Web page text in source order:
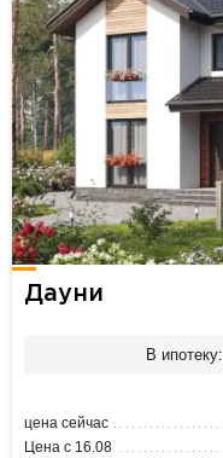
Дауни
В ипотеку:
цена сейчас
Цена с 16.08